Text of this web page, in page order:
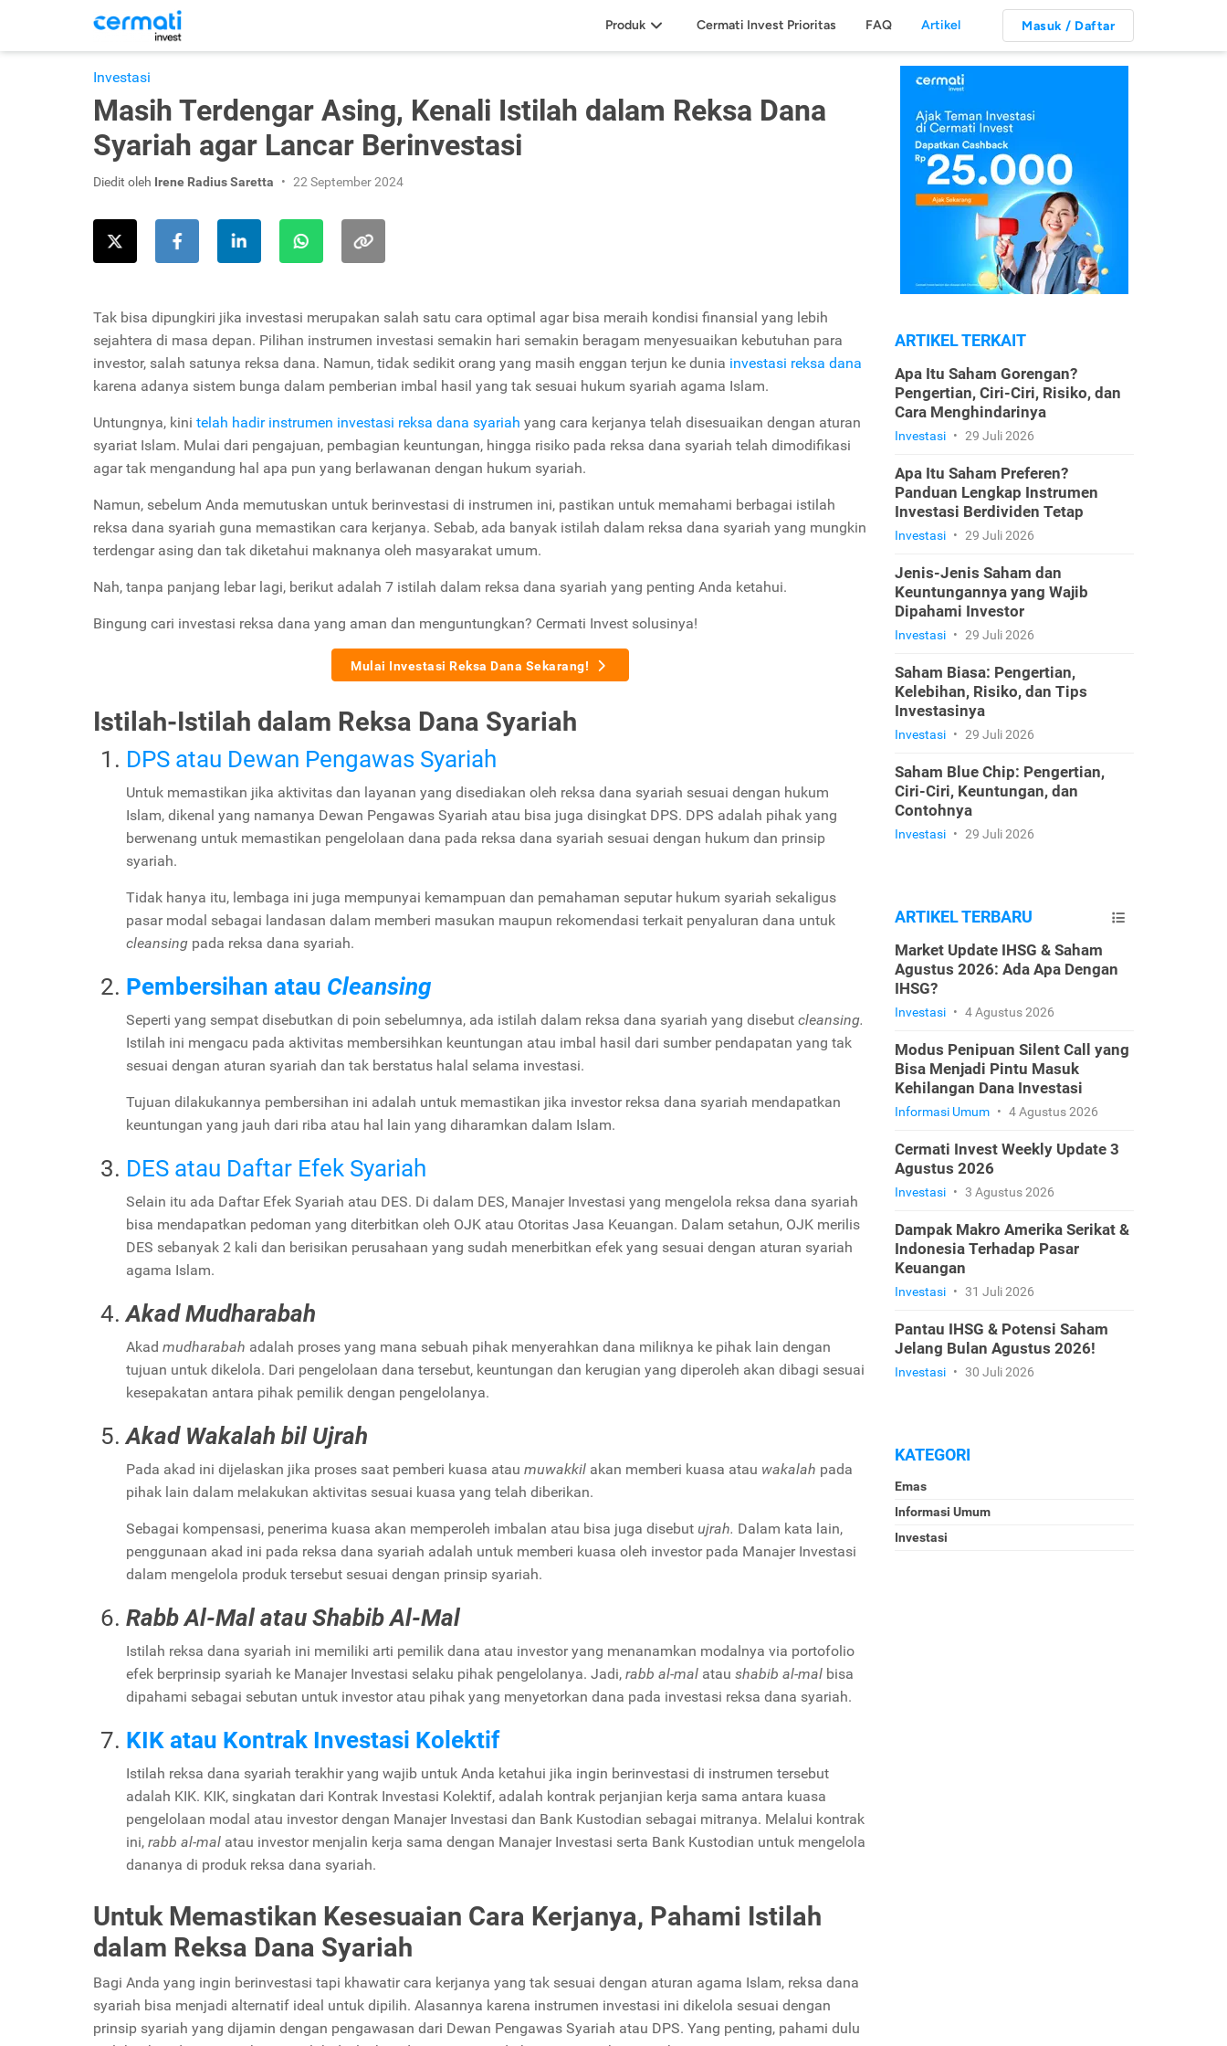
Produk Cermati Invest Prioritas FAQ Artikel Masuk / Daftar
Investasi
Masih Terdengar Asing, Kenali Istilah dalam Reksa Dana
Syariah agar Lancar Berinvestasi
Diedit oleh Irene Radius Saretta 22 September 2024
Tak bisa dipungkiri jika investasi merupakan salah satu cara optimal agar bisa meraih kondisi finansial yang lebih
sejahtera di masa depan. Pilihan instrumen investasi semakin hari semakin beragam menyesuaikan kebutuhan para
investor, salah satunya reksa dana. Namun, tidak sedikit orang yang masih enggan terjun ke dunia investasi reksa dana
karena adanya sistem bunga dalam pemberian imbal hasil yang tak sesuai hukum syariah agama Islam.
Untungnya, kini telah hadir instrumen investasi reksa dana syariah yang cara kerjanya telah disesuaikan dengan aturan
syariat Islam. Mulai dari pengajuan, pembagian keuntungan, hingga risiko pada reksa dana syariah telah dimodifikasi
agar tak mengandung hal apa pun yang berlawanan dengan hukum syariah.
Namun, sebelum Anda memutuskan untuk berinvestasi di instrumen ini, pastikan untuk memahami berbagai istilah
reksa dana syariah guna memastikan cara kerjanya. Sebab, ada banyak istilah dalam reksa dana syariah yang mungkin
terdengar asing dan tak diketahui maknanya oleh masyarakat umum.
Nah, tanpa panjang lebar lagi, berikut adalah 7 istilah dalam reksa dana syariah yang penting Anda ketahui.
Bingung cari investasi reksa dana yang aman dan menguntungkan? Cermati Invest solusinya!
Mulai Investasi Reksa Dana Sekarang!
Istilah-Istilah dalam Reksa Dana Syariah
DPS atau Dewan Pengawas Syariah
Untuk memastikan jika aktivitas dan layanan yang disediakan oleh reksa dana syariah sesuai dengan hukum
Islam, dikenal yang namanya Dewan Pengawas Syariah atau bisa juga disingkat DPS. DPS adalah pihak yang
berwenang untuk memastikan pengelolaan dana pada reksa dana syariah sesuai dengan hukum dan prinsip
syariah.
Tidak hanya itu, lembaga ini juga mempunyai kemampuan dan pemahaman seputar hukum syariah sekaligus
pasar modal sebagai landasan dalam memberi masukan maupun rekomendasi terkait penyaluran dana untuk
cleansing pada reksa dana syariah.
Pembersihan atau Cleansing
Seperti yang sempat disebutkan di poin sebelumnya, ada istilah dalam reksa dana syariah yang disebut cleansing.
Istilah ini mengacu pada aktivitas membersihkan keuntungan atau imbal hasil dari sumber pendapatan yang tak
sesuai dengan aturan syariah dan tak berstatus halal selama investasi.
Tujuan dilakukannya pembersihan ini adalah untuk memastikan jika investor reksa dana syariah mendapatkan
keuntungan yang jauh dari riba atau hal lain yang diharamkan dalam Islam.
DES atau Daftar Efek Syariah
Selain itu ada Daftar Efek Syariah atau DES. Di dalam DES, Manajer Investasi yang mengelola reksa dana syariah
bisa mendapatkan pedoman yang diterbitkan oleh OJK atau Otoritas Jasa Keuangan. Dalam setahun, OJK merilis
DES sebanyak 2 kali dan berisikan perusahaan yang sudah menerbitkan efek yang sesuai dengan aturan syariah
agama Islam.
AkadMudharabah
Akad mudharabah adalah proses yang mana sebuah pihak menyerahkan dana miliknya ke pihak lain dengan
tujuan untuk dikelola. Dari pengelolaan dana tersebut, keuntungan dan kerugian yang diperoleh akan dibagi sesuai
kesepakatan antara pihak pemilik dengan pengelolanya.
Akad Wakalah bil Ujrah
Pada akad ini dijelaskan jika proses saat pemberi kuasa atau muwakkil akan memberi kuasa atau wakalah pada
pihak lain dalam melakukan aktivitas sesuai kuasa yang telah diberikan.
Sebagai kompensasi, penerima kuasa akan memperoleh imbalan atau bisa juga disebut ujrah. Dalam kata lain,
penggunaan akad ini pada reksa dana syariah adalah untuk memberi kuasa oleh investor pada Manajer Investasi
dalam mengelola produk tersebut sesuai dengan prinsip syariah.
Rabb Al-Mal atau Shabib Al-Mal
Istilah reksa dana syariah ini memiliki arti pemilik dana atau investor yang menanamkan modalnya via portofolio
efek berprinsip syariah ke Manajer Investasi selaku pihak pengelolanya. Jadi, rabb al-mal atau shabib al-mal bisa
dipahami sebagai sebutan untuk investor atau pihak yang menyetorkan dana pada investasi reksa dana syariah.
KIK atau Kontrak Investasi Kolektif
Istilah reksa dana syariah terakhir yang wajib untuk Anda ketahui jika ingin berinvestasi di instrumen tersebut
adalah KIK. KIK, singkatan dari Kontrak Investasi Kolektif, adalah kontrak perjanjian kerja sama antara kuasa
pengelolaan modal atau investor dengan Manajer Investasi dan Bank Kustodian sebagai mitranya. Melalui kontrak
ini, rabb al-mal atau investor menjalin kerja sama dengan Manajer Investasi serta Bank Kustodian untuk mengelola
dananya di produk reksa dana syariah.
Untuk Memastikan Kesesuaian Cara Kerjanya, Pahami Istilah
dalam Reksa Dana Syariah
Bagi Anda yang ingin berinvestasi tapi khawatir cara kerjanya yang tak sesuai dengan aturan agama Islam, reksa dana
syariah bisa menjadi alternatif ideal untuk dipilih. Alasannya karena instrumen investasi ini dikelola sesuai dengan
prinsip syariah yang dijamin dengan pengawasan dari Dewan Pengawas Syariah atau DPS. Yang penting, pahami dulu
ARTIKEL TERKAIT
Apa Itu Saham Gorengan?
Pengertian, Ciri-Ciri, Risiko, dan
Cara Menghindarinya
Investasi • 29 Juli 2026
Apa Itu Saham Preferen?
Panduan Lengkap Instrumen
Investasi Berdividen Tetap
Investasi • 29 Juli 2026
Jenis-Jenis Saham dan
Keuntungannya yang Wajib
Dipahami Investor
Investasi • 29 Juli 2026
Saham Biasa: Pengertian,
Kelebihan, Risiko, dan Tips
Investasinya
Investasi • 29 Juli 2026
Saham Blue Chip: Pengertian,
Ciri-Ciri, Keuntungan, dan
Contohnya
Investasi • 29 Juli 2026
ARTIKEL TERBARU
Market Update IHSG & Saham
Agustus 2026: Ada Apa Dengan
IHSG?
Investasi • 4 Agustus 2026
Modus Penipuan Silent Call yang
Bisa Menjadi Pintu Masuk
Kehilangan Dana Investasi
Informasi Umum • 4 Agustus 2026
Cermati Invest Weekly Update 3
Agustus 2026
Investasi • 3 Agustus 2026
Dampak Makro Amerika Serikat &
Indonesia Terhadap Pasar
Keuangan
Investasi • 31 Juli 2026
Pantau IHSG & Potensi Saham
Jelang Bulan Agustus 2026!
Investasi • 30 Juli 2026
KATEGORI
Emas
Informasi Umum
Investasi